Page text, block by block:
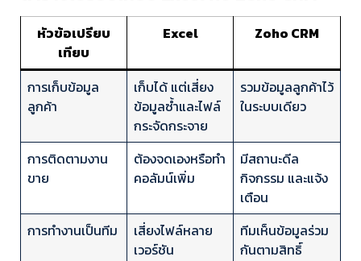
หัวข้อเปรียบ
เทียบ
Excel Zoho CRM
การเก็บข้อมูล
ลูกค้า
เก็บได้ แต่เสี่ยง
ข้อมูลซ้ำและไฟล์
กระจัดกระจาย
รวมข้อมูลลูกค้าไว้
ในระบบเดียว
การติดตามงาน
ขาย
ต้องจดเองหรือทำ
คอลัมน์เพิ่ม
มีสถานะดีล
กิจกรรม และแจ้ง
เตือน
การทำงานเป็นทีม
เสี่ยงไฟล์หลาย
เวอร์ชัน
ทีมเห็นข้อมูลร่วม
กันตามสิทธิ์